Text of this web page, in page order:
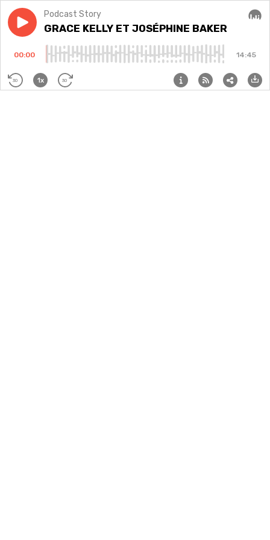
Play episodeGRACE KELLY ET JOSÉPHINE BAKER
Podcast Story
GRACE KELLY ET JOSÉPHINE BAKER
00:00 14:45
30 1x 30